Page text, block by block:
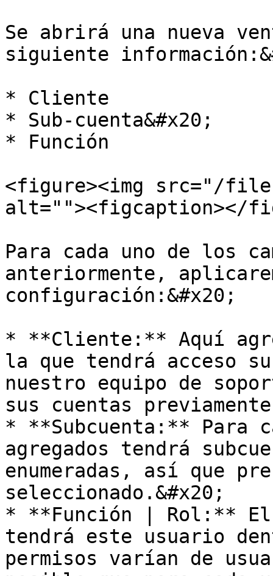
Se abrirá una nueva
siguiente
* Cliente
* Sub-cuenta&#x20;
* Función
<figure><img src="/files/
alt=""><figcaption></
Para cada uno de los
anteriormente,
configuración:&#x20;
* **Cliente:** Aquí
la que tendrá acceso
nuestro equipo de
sus cuentas
* **Subcuenta:** Para
agregados tendrá
enumeradas, así que
seleccionado.&#x20;
* **Función | Rol:** El
tendrá este usuario
permisos varían de